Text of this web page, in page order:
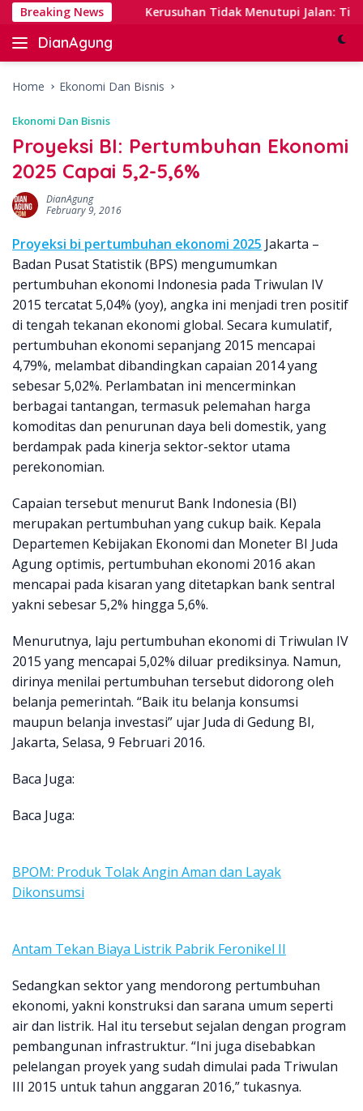
Skip
content
Breaking News
Banking Kerusuhan Tidak Menutupi Jalan: Tips
DianAgung
Blog
&
Insights
Home Ekonomi Dan Bisnis
Ekonomi Dan Bisnis
Proyeksi BI: Pertumbuhan Ekonomi
2025 Capai 5,2-5,6%
DianAgung
February 9, 2016
Proyeksi bi pertumbuhan ekonomi 2025 Jakarta –
Badan Pusat Statistik (BPS) mengumumkan
pertumbuhan ekonomi Indonesia pada Triwulan IV
2015 tercatat 5,04% (yoy), angka ini menjadi tren positif
di tengah tekanan ekonomi global. Secara kumulatif,
pertumbuhan ekonomi sepanjang 2015 mencapai
4,79%, melambat dibandingkan capaian 2014 yang
sebesar 5,02%. Perlambatan ini mencerminkan
berbagai tantangan, termasuk pelemahan harga
komoditas dan penurunan daya beli domestik, yang
berdampak pada kinerja sektor-sektor utama
perekonomian.
Capaian tersebut menurut Bank Indonesia (BI)
merupakan pertumbuhan yang cukup baik. Kepala
Departemen Kebijakan Ekonomi dan Moneter BI Juda
Agung optimis, pertumbuhan ekonomi 2016 akan
mencapai pada kisaran yang ditetapkan bank sentral
yakni sebesar 5,2% hingga 5,6%.
Menurutnya, laju pertumbuhan ekonomi di Triwulan IV
2015 yang mencapai 5,02% diluar prediksinya. Namun,
dirinya menilai pertumbuhan tersebut didorong oleh
belanja pemerintah. “Baik itu belanja konsumsi
maupun belanja investasi” ujar Juda di Gedung BI,
Jakarta, Selasa, 9 Februari 2016.
Baca Juga:
Baca Juga:
BPOM: Produk Tolak Angin Aman dan Layak
Dikonsumsi
Antam Tekan Biaya Listrik Pabrik Feronikel II
Sedangkan sektor yang mendorong pertumbuhan
ekonomi, yakni konstruksi dan sarana umum seperti
air dan listrik. Hal itu tersebut sejalan dengan program
pembangunan infrastruktur. “Ini juga disebabkan
pelelangan proyek yang sudah dimulai pada Triwulan
III 2015 untuk tahun anggaran 2016,” tukasnya.